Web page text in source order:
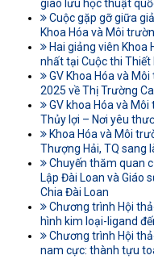
giao lưu học thuật
Cuộc gặp gỡ giữa
Khoa Hóa và Môi
Hai giảng viên
nhất tại Cuộc thi Thiết
GV Khoa Hóa và
2025 về Thị Trường
GV khoa Hóa và
Thủy lợi – Nơi yêu
Khoa Hóa và Môi
Thượng Hải, TQ sang
Chuyến thăm quan
Lập Đài Loan và Giáo
Chia Đài Loan
Chương trình Hội
hình kim loại-ligand
Chương trình Hội
nam cực: thành tựu